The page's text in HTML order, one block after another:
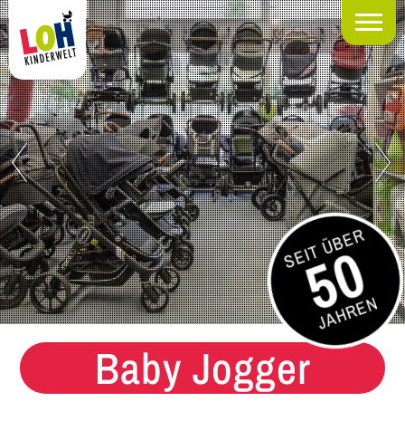
SEIT ÜBER
50
JAHREN
Baby Jogger